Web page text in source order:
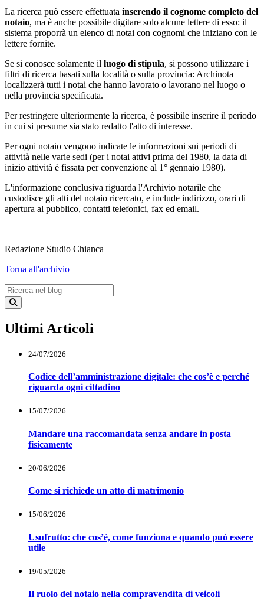
La ricerca può essere effettuata inserendo il cognome completo del
notaio, ma è anche possibile digitare solo alcune lettere di esso: il
sistema proporrà un elenco di notai con cognomi che iniziano con le
lettere fornite.
Se si conosce solamente il luogo di stipula, si possono utilizzare i
filtri di ricerca basati sulla località o sulla provincia: Archinota
localizzerà tutti i notai che hanno lavorato o lavorano nel luogo o
nella provincia specificata.
Per restringere ulteriormente la ricerca, è possibile inserire il periodo
in cui si presume sia stato redatto l'atto di interesse.
Per ogni notaio vengono indicate le informazioni sui periodi di
attività nelle varie sedi (per i notai attivi prima del 1980, la data di
inizio attività è fissata per convenzione al 1° gennaio 1980).
L'informazione conclusiva riguarda l'Archivio notarile che
custodisce gli atti del notaio ricercato, e include indirizzo, orari di
apertura al pubblico, contatti telefonici, fax ed email.
Redazione Studio Chianca
Torna all'archivio
Ultimi Articoli
24/07/2026
Codice dell’amministrazione digitale: che cos’è e perché
riguarda ogni cittadino
15/07/2026
Mandare una raccomandata senza andare in posta
fisicamente
20/06/2026
Come si richiede un atto di matrimonio
15/06/2026
Usufrutto: che cos’è, come funziona e quando può essere
utile
19/05/2026
Il ruolo del notaio nella compravendita di veicoli